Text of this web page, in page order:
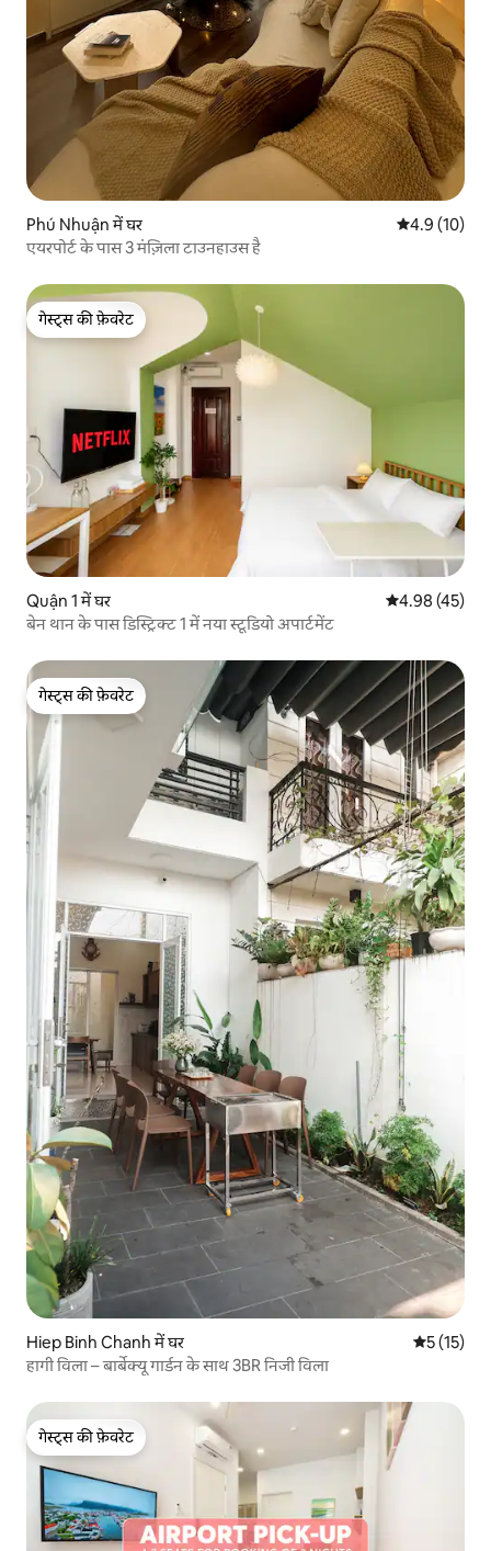
Phú Nhuận में घर औसत रेटिंग 5
4.9 (10)
एयरपोर्ट के पास 3 मंज़िला टाउनहाउस है
गेस्ट्स की फ़ेवरेट
गेस्ट्स की फ़ेवरेट
Quận 1 में घर औसत रेटिंग 5 में
4.98 (45)
बेन थान के पास डिस्ट्रिक्ट 1 में नया स्टूडियो अपार्टमेंट
गेस्ट्स की फ़ेवरेट
गेस्ट्स की फ़ेवरेट
Hiep Binh Chanh में घर औसत रेटिंग
5 (15)
हागी विला – बार्बेक्यू गार्डन के साथ 3BR निजी विला
गेस्ट्स की फ़ेवरेट
गेस्ट्स की फ़ेवरेट